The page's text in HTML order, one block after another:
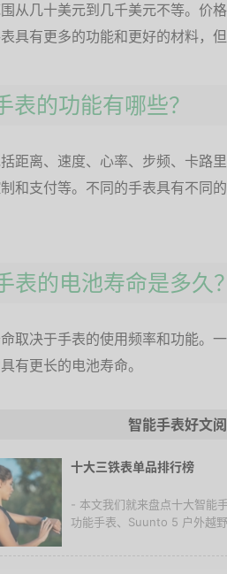
从几十美元到几千美元不等。价
具有更多的功能和更好的材料，
表的功能有哪些？
距离、速度、心率、步频、卡路
和支付等。不同的手表具有不同
表的电池寿命是多久
取决于手表的使用频率和功能。
有更长的电池寿命。
智能手表好文
十大三铁表单品排行榜
- 本文我们就来盘点十大智能
功能手表、Suunto 5 户外越